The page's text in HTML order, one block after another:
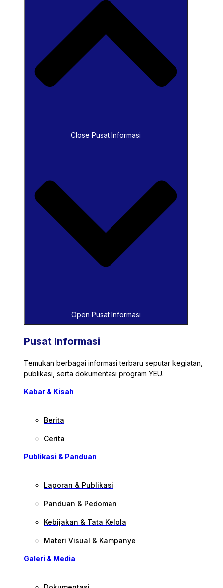
Close Pusat Informasi
Open Pusat Informasi
Pusat Informasi
Temukan berbagai informasi terbaru seputar kegiatan,
publikasi, serta dokumentasi program YEU.
Kabar & Kisah
Berita
Cerita
Publikasi & Panduan
Laporan & Publikasi
Panduan & Pedoman
Kebijakan & Tata Kelola
Materi Visual & Kampanye
Galeri & Media